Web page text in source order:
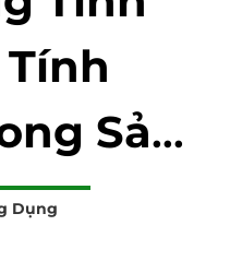
Sản
Bao
Dụng